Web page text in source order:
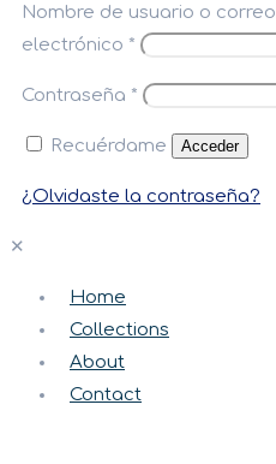
Nombre de usuario o correo
electrónico *
Contraseña *
Recuérdame Acceder
¿Olvidaste la contraseña?
✕
Home
Collections
About
Contact